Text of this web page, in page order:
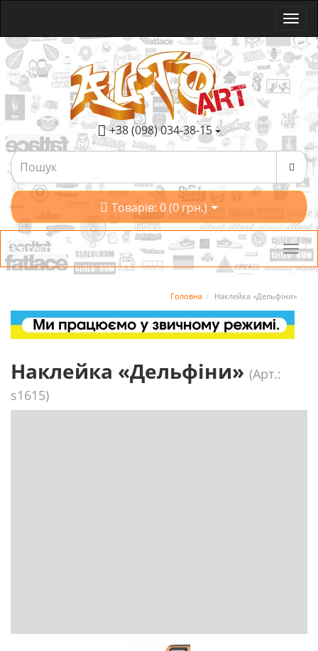
+38 (098) 034-38-15
Товарів: 0 (0 грн.)
Категорії
Головна Наклейка «Дельфіни»
Наклейка «Дельфіни» (Арт.:
s1615)